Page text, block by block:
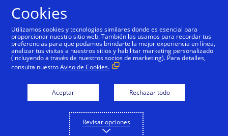
Visa Consulting & Analytics Perspectivas de VCA
Cookies
Utilizamos cookies y tecnologías similares donde es esencial para
proporcionar nuestro sitio web. También las usamos para recordar tus
preferencias para que podamos brindarte la mejor experiencia en línea,
analizar tus visitas a nuestros sitios y habilitar marketing personalizado
(incluyendo a través de nuestros socios de marketing). Para detalles,
consulta nuestroAviso de Cookies.
Aceptar Rechazar todo
Revisar opciones